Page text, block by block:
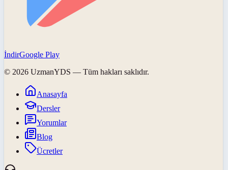
İndirGoogle Play
© 2026 UzmanYDS — Tüm hakları saklıdır.
Anasayfa
Dersler
Yorumlar
Blog
Ücretler